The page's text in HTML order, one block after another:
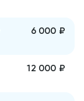
6 000 ₽
12 000 ₽